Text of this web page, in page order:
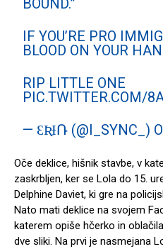
BOUND.”
IF YOU’RE PRO
BLOOD ON YOUR
RIP LITTLE ONE
PIC.TWITTER.COM/
— ƐƦƗՌ (@I_SYNC_)
Oče deklice, hišnik stavbe, v
zaskrbljen, ker se Lola do 15.
Delphine Daviet, ki gre na
Nato mati deklice na svojem
katerem opiše hčerko in
dve sliki. Na prvi je nasmejana